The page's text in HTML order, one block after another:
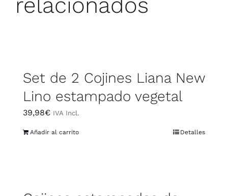
Set de 2 Cojines Liana New
Lino estampado vegetal
39,98€ IVA Incl.
Añadir al carrito Detalles